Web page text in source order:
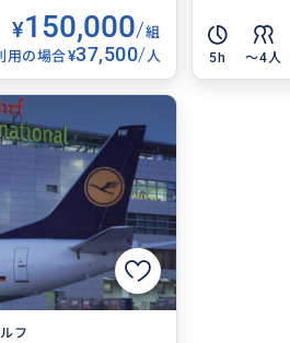
¥150,000/組
用の場合¥37,500/人 5h 〜4人
フ